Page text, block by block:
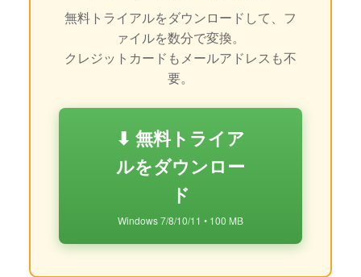
無料トライアルをダウンロードして、フ
ァイルを数分で変換。
クレジットカードもメールアドレスも不
要。
⬇ 無料トライア
ルをダウンロー
ド
Windows 7/8/10/11 • 100 MB